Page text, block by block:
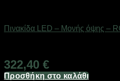
Πινακίδα LED – Μονής όψης –
322,40 €
Προσθήκη στο καλάθι